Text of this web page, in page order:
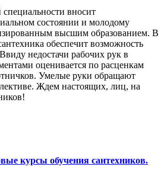
вносит
состоянии и молодому
высшим образованием. В
обеспечит возможность
недостачи рабочих рук в
оценивается по расценкам
Умелые руки обращают
Ждем настоящих, лиц, на
курсы обучения сантехников.